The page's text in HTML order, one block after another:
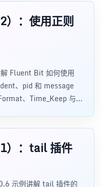
：使用正则
Fluent Bit 如何使用
、pid 和 message
、Time_Keep 与
）：tail 插件
示例讲解 tail 插件的